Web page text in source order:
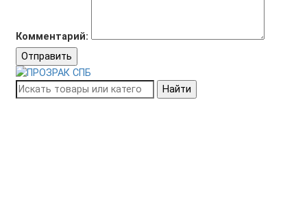
Комментарий:
Отправить
Найти